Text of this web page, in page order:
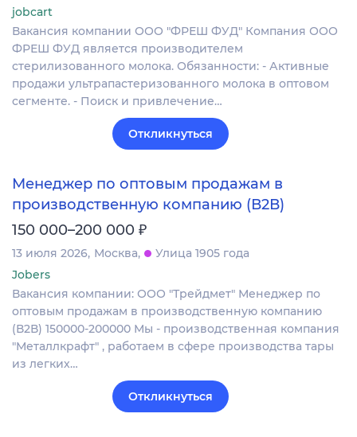
jobcart
Вакансия компании ООО "ФРЕШ ФУД" Компания ООО
ФРЕШ ФУД является производителем
стерилизованного молока. Обязанности: - Активные
продажи ультрапастеризованного молока в оптовом
сегменте. - Поиск и привлечение…
Откликнуться
Менеджер по оптовым продажам в
производственную компанию (В2В)
150 000–200 000 ₽
13 июля 2026 Москва
Улица 1905 года
Jobers
Вакансия компании: ООО "Трейдмет" Менеджер по
оптовым продажам в производственную компанию
(В2В) 150000-200000 Мы - производственная компания
"Металлкрафт" , работаем в сфере производства тары
из легких…
Откликнуться